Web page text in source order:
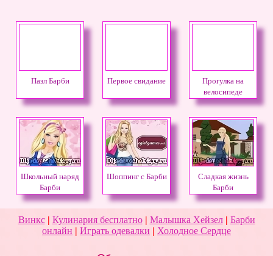
Пазл Барби Первое свидание
Прогулка на
велосипеде
Школьный наряд
Барби
Шоппинг с Барби
Сладкая жизнь
Барби
Винкс| Кулинария бесплатно| Малышка Хейзел| Барби
онлайн | Играть одевалки | Холодное Сердце